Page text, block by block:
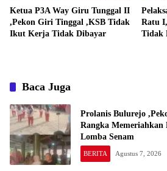
Ketua P3A Way Giru Tunggal II
,Pekon Giri Tinggal ,KSB Tidak
Ikut Kerja Tidak Dibayar
Ratu
Tidak
Baca Juga
Prolanis Bulurejo
Rangka Memeriahkan
Lomba Senam
BERITA Agustus 7, 2026